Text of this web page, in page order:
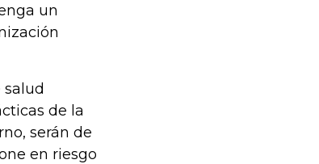
un
de la
serán de
en riesgo